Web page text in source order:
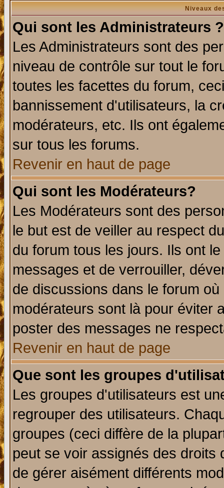
Niveaux
Qui sont les Administrateurs ?
Les Administrateurs sont des
niveau de contrôle sur tout le
toutes les facettes du forum,
bannissement d'utilisateurs, la
modérateurs, etc. Ils ont
sur tous les forums.
Revenir en haut de page
Qui sont les Modérateurs?
Les Modérateurs sont des
le but est de veiller au respect
du forum tous les jours. Ils ont
messages et de verrouiller,
de discussions dans le forum
modérateurs sont là pour éviter
poster des messages ne
Revenir en haut de page
Que sont les groupes
Les groupes d'utilisateurs est
regrouper des utilisateurs.
groupes (ceci diffère de la
peut se voir assignés des
de gérer aisément différents